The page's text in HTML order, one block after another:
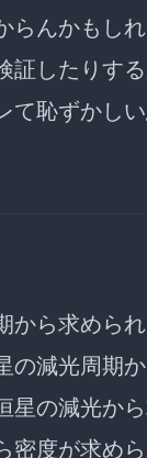
らんかもし
証したりす
て恥ずかし
から求めら
の減光周期
星の減光か
密度が求め